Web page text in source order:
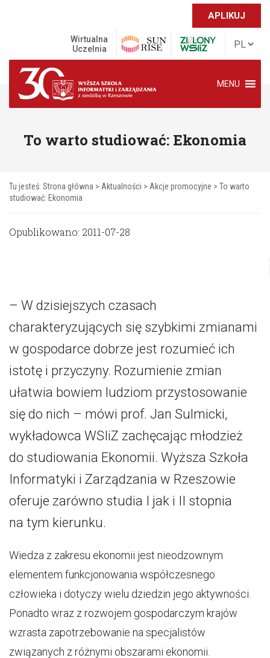
APLIKUJ
Wirtualna
Uczelnia
MENU
To warto studiować: Ekonomia
Tu jesteś: Strona główna > Aktualności > Akcje promocyjne > To warto
studiować: Ekonomia
Opublikowano: 2011-07-28
– W dzisiejszych czasach
charakteryzujących się szybkimi zmianami
w gospodarce dobrze jest rozumieć ich
istotę i przyczyny. Rozumienie zmian
ułatwia bowiem ludziom przystosowanie
się do nich – mówi prof. Jan Sulmicki,
wykładowca WSIiZ zachęcając młodzież
do studiowania Ekonomii. Wyższa Szkoła
Informatyki i Zarządzania w Rzeszowie
oferuje zarówno studia I jak i II stopnia
na tym kierunku.
Wiedza z zakresu ekonomii jest nieodzownym
elementem funkcjonowania współczesnego
człowieka i dotyczy wielu dziedzin jego aktywności.
Ponadto wraz z rozwojem gospodarczym krajów
wzrasta zapotrzebowanie na specjalistów
związanych z różnymi obszarami ekonomii.